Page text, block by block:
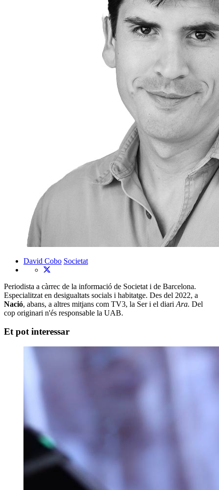
David Cobo Societat
Periodista a càrrec de la informació de Societat i de Barcelona.
Especialitzat en desigualtats socials i habitatge. Des del 2022, a
Nació, abans, a altres mitjans com TV3, la Ser i el diari Ara. Del
cop originari n'és responsable la UAB.
Et pot interessar